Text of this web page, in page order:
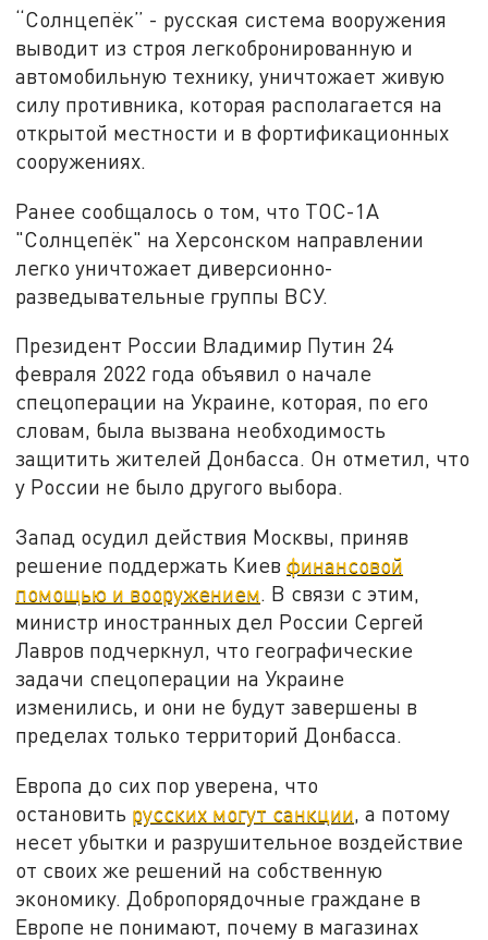
“Солнцепёк” - русская система вооружения
выводит из строя легкобронированную и
автомобильную технику, уничтожает живую
силу противника, которая располагается на
открытой местности и в фортификационных
сооружениях.
Ранее сообщалось о том, что ТОС-1А
"Солнцепёк" на Херсонском направлении
легко уничтожает диверсионно-
разведывательные группы ВСУ.
Президент России Владимир Путин 24
февраля 2022 года объявил о начале
спецоперации на Украине, которая, по его
словам, была вызвана необходимость
защитить жителей Донбасса. Он отметил, что
у России не было другого выбора.
Запад осудил действия Москвы, приняв
решение поддержать Киевфинансовой
помощью и вооружением. В связи с этим,
министр иностранных дел России Сергей
Лавров подчеркнул, что географические
задачи спецоперации на Украине
изменились, и они не будут завершены в
пределах только территорий Донбасса.
Европа до сих пор уверена, что
остановить русских могут санкции , а потому
несет убытки и разрушительное воздействие
от своих же решений на собственную
экономику. Добропорядочные граждане в
Европе не понимают, почему в магазинах